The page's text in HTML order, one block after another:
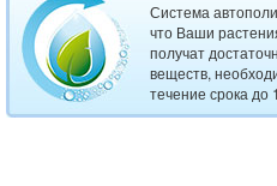
Система
что Ваши
получат
веществ,
течение срока до